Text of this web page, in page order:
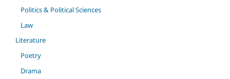
Politics & Political Sciences
Law
Literature
Poetry
Drama